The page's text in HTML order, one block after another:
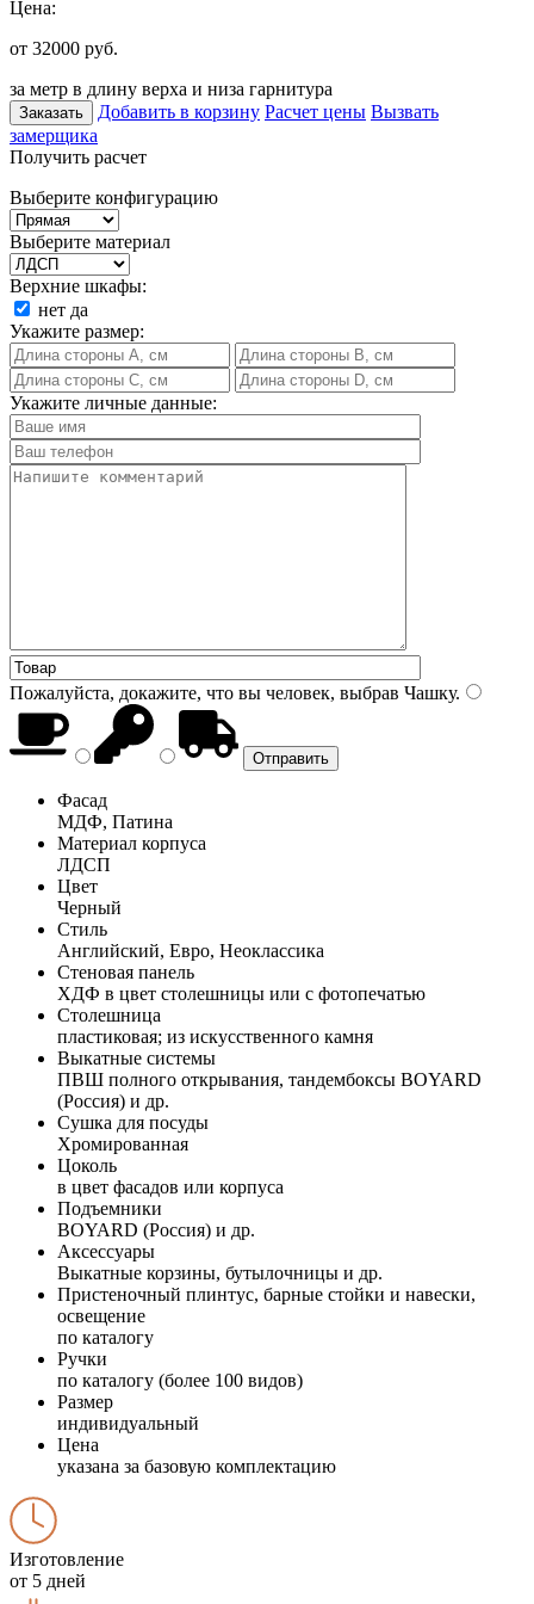
Цена:
от 32000 руб.
за метр в длину верха и низа гарнитура
Заказать Добавить в корзину Расчет цены Вызвать
замерщика
Получить расчет
Выберите конфигурацию
Выберите материал
Верхние шкафы:
нет да
Укажите размер:
Укажите личные данные:
Пожалуйста, докажите, что вы человек, выбрав Чашку.
Фасад
МДФ, Патина
Материал корпуса
ЛДСП
Цвет
Черный
Стиль
Английский, Евро, Неоклассика
Стеновая панель
ХДФ в цвет столешницы или с фотопечатью
Столешница
пластиковая; из искусственного камня
Выкатные системы
ПВШ полного открывания, тандембоксы BOYARD
(Россия) и др.
Сушка для посуды
Хромированная
Цоколь
в цвет фасадов или корпуса
Подъемники
BOYARD (Россия) и др.
Аксессуары
Выкатные корзины, бутылочницы и др.
Пристеночный плинтус, барные стойки и навески,
освещение
по каталогу
Ручки
по каталогу (более 100 видов)
Размер
индивидуальный
Цена
указана за базовую комплектацию
Изготовление
от 5 дней